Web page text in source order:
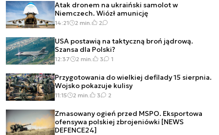
Atak dronem na ukraiński samolot w
Niemczech. Wiózł amunicję
14:21 2 min. 2
USA postawią na taktyczną broń jądrową.
Szansa dla Polski?
12:37 2 min. 3 1
Przygotowania do wielkiej defilady 15 sierpnia.
Wojsko pokazuje kulisy
11:15 2 min. 3 2
Zmasowany ogień przed MSPO. Eksportowa
ofensywa polskiej zbrojeniówki [NEWS
DEFENCE24]